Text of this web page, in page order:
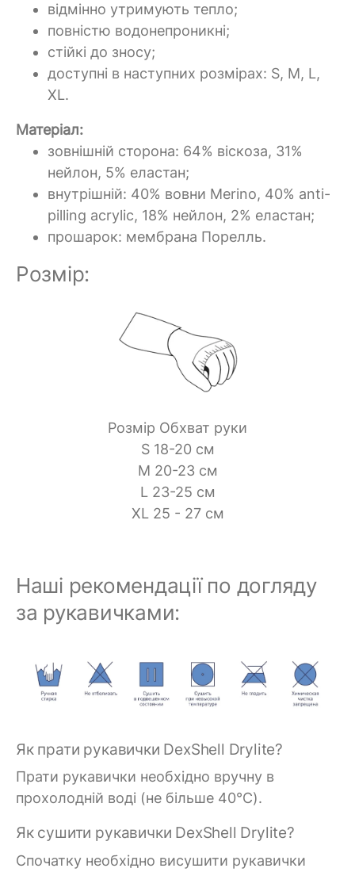
відмінно утримують тепло;
повністю водонепроникні;
стійкі до зносу;
доступні в наступних розмірах: S, M, L,
XL.
Матеріал:
зовнішній сторона: 64% віскоза, 31%
нейлон, 5% еластан;
внутрішній: 40% вовни Merino, 40% anti-
pilling acrylic, 18% нейлон, 2% еластан;
прошарок: мембрана Порелль.
Розмір:
Розмір Обхват руки
S 18-20 см
M 20-23 см
L 23-25 см
XL 25 - 27 см
Наші рекомендації по догляду
за рукавичками:
Як прати рукавички DexShell Drylite?
Прати рукавички необхідно вручну в
прохолодній воді (не більше 40°C).
Як сушити рукавички DexShell Drylite?
Спочатку необхідно висушити рукавички